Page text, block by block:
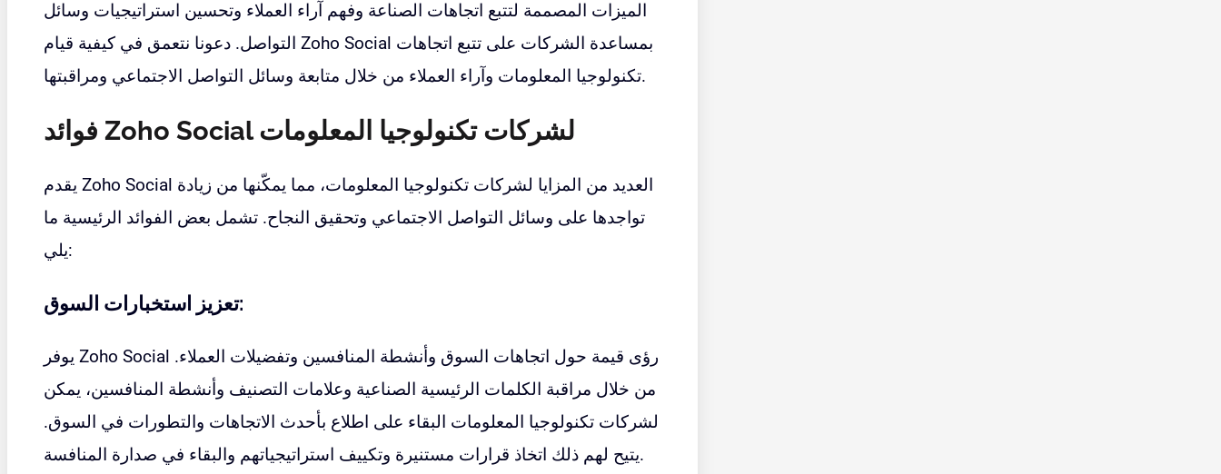
الميزات المصممة لتتبع اتجاهات الصناعة وفهم آراء العملاء وتحسين استراتيجيات وسائل
Zoho Social
تكنولوجيا المعلومات وآراء العملاء من خلال متابعة وسائل التواصل الاجتماعي ومراقبتها.
فوائد Zoho Social لشركات تكنولوجيا المعلومات
يقدم Zoho Social العديد من المزايا لشركات تكنولوجيا المعلومات، مما يمكّنها من زيادة
تواجدها على وسائل التواصل الاجتماعي وتحقيق النجاح. تشمل بعض الفوائد الرئيسية ما
يلي:
تعزيز استخبارات السوق:
يوفر Zoho Social رؤى قيمة حول اتجاهات السوق وأنشطة المنافسين وتفضيلات العملاء.
من خلال مراقبة الكلمات الرئيسية الصناعية وعلامات التصنيف وأنشطة المنافسين، يمكن
لشركات تكنولوجيا المعلومات البقاء على اطلاع بأحدث الاتجاهات والتطورات في السوق.
يتيح لهم ذلك اتخاذ قرارات مستنيرة وتكييف استراتيجياتهم والبقاء في صدارة المنافسة.